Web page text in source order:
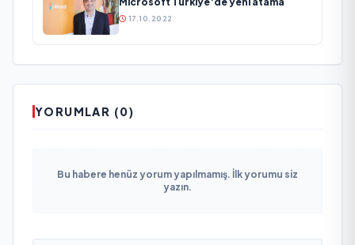
17.10.2022
YORUMLAR (0)
Bu habere henüz yorum yapılmamış. İlk yorumu siz
yazın.